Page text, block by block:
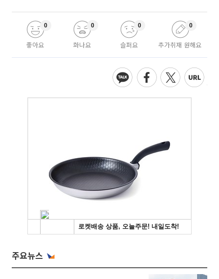
좋아요
0
화나요
0
슬퍼요
0
추가취재 원해요
0
주요뉴스